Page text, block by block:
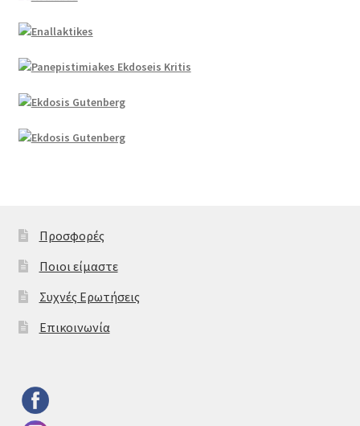
Προσφορές
Ποιοι είμαστε
Συχνές Ερωτήσεις
Επικοινωνία